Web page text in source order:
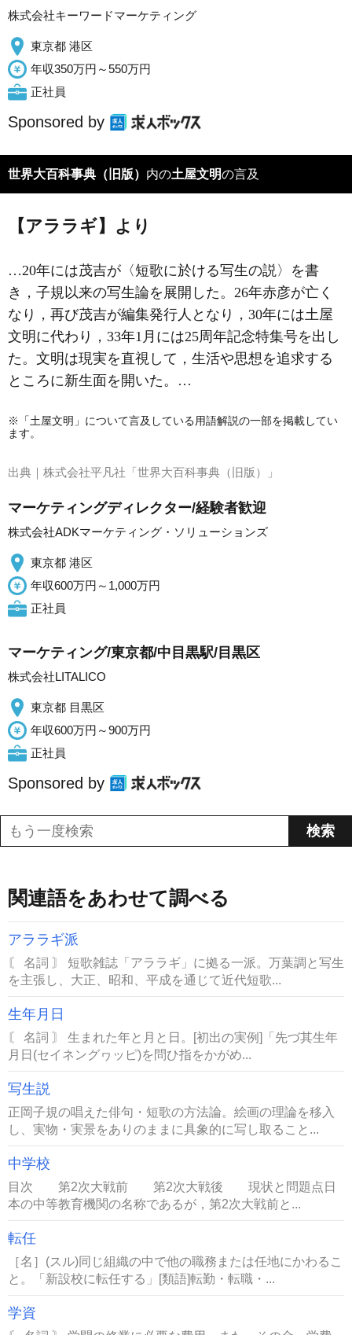
株式会社キーワードマーケティング
東京都 港区
年収350万円～550万円
正社員
Sponsored by
世界大百科事典（旧版） 内の土屋文明の言及
【アララギ】より
…20年には茂吉が〈短歌に於ける写生の説〉を書
き，子規以来の写生論を展開した。26年赤彦が亡く
なり，再び茂吉が編集発行人となり，30年には土屋
文明 に代わり，33年1月には25周年記念特集号を出し
た。文明は現実を直視して，生活や思想を追求する
ところに新生面を開いた。…
※「土屋文明」について言及している用語解説の一部を掲載してい
ます。
出典｜ 株式会社平凡社「世界大百科事典（旧版）」
マーケティングディレクター/経験者歓迎
株式会社ADKマーケティング・ソリューションズ
東京都 港区
年収600万円～1,000万円
正社員
マーケティング/東京都/中目黒駅/目黒区
株式会社LITALICO
東京都 目黒区
年収600万円～900万円
正社員
Sponsored by
関連語をあわせて調べる
アララギ派
〘 名詞 〙 短歌雑誌「アララギ」に拠る一派。万葉調と写生
を主張し、大正、昭和、平成を通じて近代短歌...
生年月日
〘 名詞 〙 生まれた年と月と日。[初出の実例]「先づ其生年
月日(セイネングヮッピ)を問ひ指をかがめ...
写生説
正岡子規の唱えた俳句・短歌の方法論。絵画の理論を移入
し、実物・実景をありのままに具象的に写し取ること...
中学校
目次 第2次大戦前 第2次大戦後 現状と問題点日
本の中等教育機関の名称であるが，第2次大戦前と...
転任
［名］(スル)同じ組織の中で他の職務または任地にかわるこ
と。「新設校に転任する」[類語]転勤・転職・...
学資